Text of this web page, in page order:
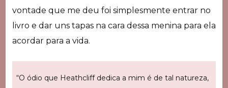
vontade que me deu foi simplesmente entrar no
livro e dar uns tapas na cara dessa menina para ela
acordar para a vida.
“O ódio que Heathcliff dedica a mim é de tal natureza,